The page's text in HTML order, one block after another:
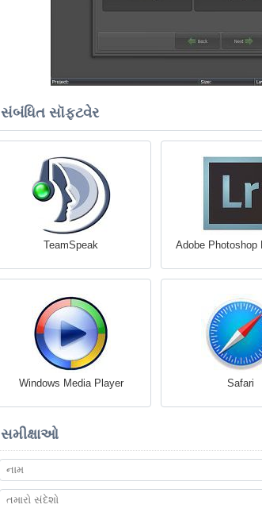
સંબંધિત સૉફ્ટવેર
TeamSpeak Adobe Photoshop
Windows Media Player Safari
સમીક્ષાઓ